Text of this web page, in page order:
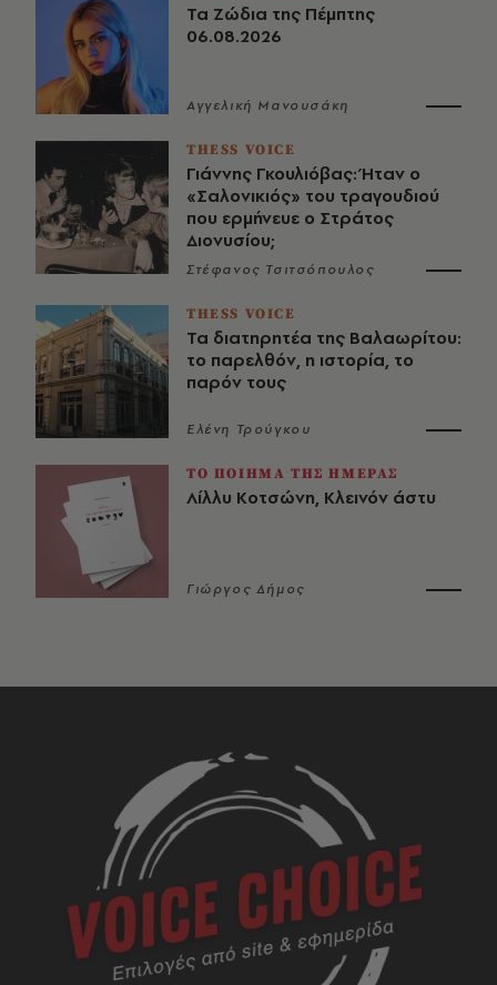
Τα Ζώδια της Πέμπτης
06.08.2026
Αγγελική Μανουσάκη
THESS VOICE
Γιάννης Γκουλιόβας: Ήταν ο
«Σαλονικιός» του τραγουδιού
που ερμήνευε ο Στράτος
Διονυσίου;
Στέφανος Τσιτσόπουλος
THESS VOICE
Τα διατηρητέα της Βαλαωρίτου:
το παρελθόν, η ιστορία, το
παρόν τους
Ελένη Τρούγκου
ΤΟ ΠΟΙΗΜΑ ΤΗΣ ΗΜΕΡΑΣ
Λίλλυ Κοτσώνη, Κλεινόν άστυ
Γιώργος Δήμος